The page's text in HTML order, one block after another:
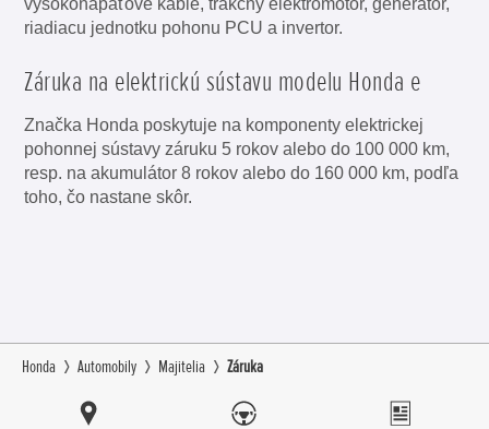
vysokonapäťové káble, trakčný elektromotor, generátor,
riadiacu jednotku pohonu PCU a invertor.
Záruka na elektrickú sústavu modelu Honda e
Značka Honda poskytuje na komponenty elektrickej
pohonnej sústavy záruku 5 rokov alebo do 100 000 km,
resp. na akumulátor 8 rokov alebo do 160 000 km, podľa
toho, čo nastane skôr.
Honda Automobily Majitelia Záruka